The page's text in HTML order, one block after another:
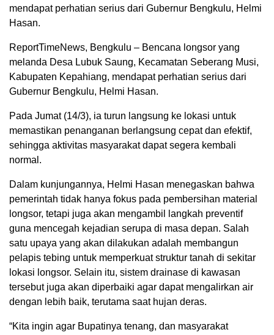
mendapat perhatian serius dari Gubernur Bengkulu, Helmi
Hasan.
ReportTimeNews, Bengkulu – Bencana longsor yang
melanda Desa Lubuk Saung, Kecamatan Seberang Musi,
Kabupaten Kepahiang, mendapat perhatian serius dari
Gubernur Bengkulu, Helmi Hasan.
Pada Jumat (14/3), ia turun langsung ke lokasi untuk
memastikan penanganan berlangsung cepat dan efektif,
sehingga aktivitas masyarakat dapat segera kembali
normal.
Dalam kunjungannya, Helmi Hasan menegaskan bahwa
pemerintah tidak hanya fokus pada pembersihan material
longsor, tetapi juga akan mengambil langkah preventif
guna mencegah kejadian serupa di masa depan. Salah
satu upaya yang akan dilakukan adalah membangun
pelapis tebing untuk memperkuat struktur tanah di sekitar
lokasi longsor. Selain itu, sistem drainase di kawasan
tersebut juga akan diperbaiki agar dapat mengalirkan air
dengan lebih baik, terutama saat hujan deras.
“Kita ingin agar Bupatinya tenang, dan masyarakat